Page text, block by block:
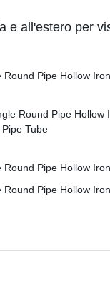
e all'estero per